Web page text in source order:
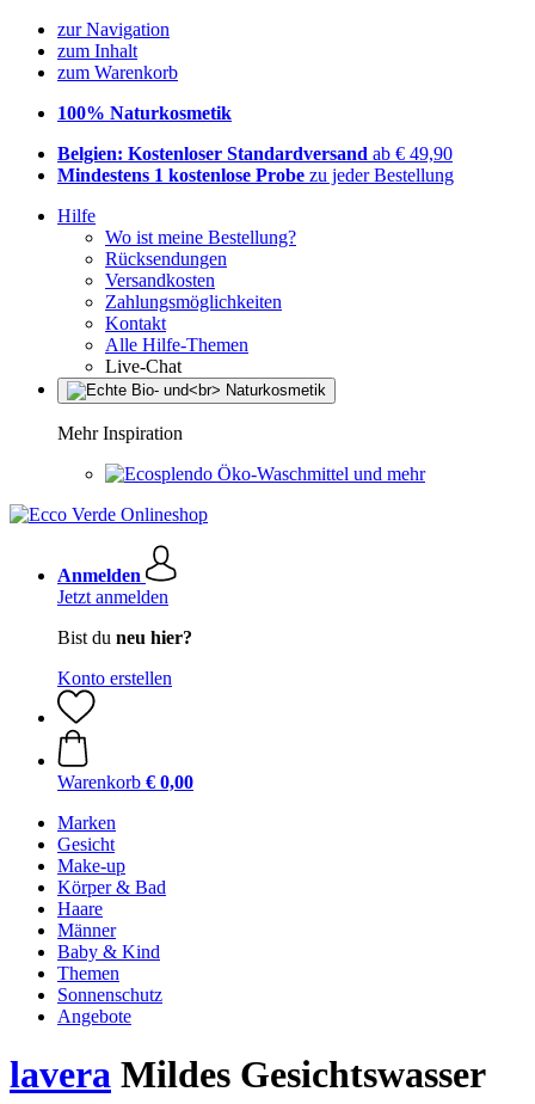
zur Navigation
zum Inhalt
zum Warenkorb
100% Naturkosmetik
Belgien: Kostenloser Standardversand ab € 49,90
Mindestens 1 kostenlose Probe zu jeder Bestellung
Hilfe
Wo ist meine Bestellung?
Rücksendungen
Versandkosten
Zahlungsmöglichkeiten
Kontakt
Alle Hilfe-Themen
Live-Chat
Mehr Inspiration
Öko-Waschmittel und mehr
Anmelden
Jetzt anmelden
Bist du neu hier?
Konto erstellen
Warenkorb € 0,00
Marken
Gesicht
Make-up
Körper & Bad
Haare
Männer
Baby & Kind
Themen
Sonnenschutz
Angebote
lavera Mildes Gesichtswasser